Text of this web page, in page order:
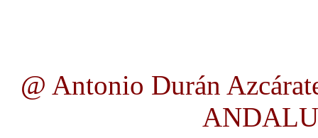
@ Antonio Durán